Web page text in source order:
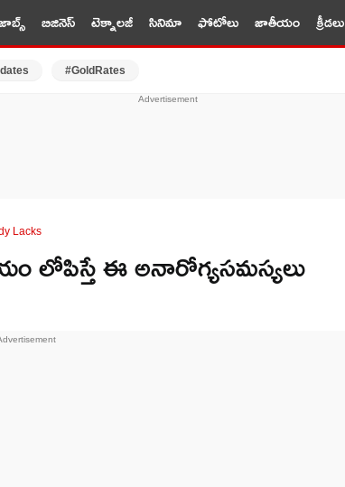
బిజినెస్ టెక్నాలజీ సినిమా ఫోటోలు జాతీయం క్రీడలు
#GoldRates
Lacks
లోపిస్తే ఈ అనారోగ్యసమస్యలు